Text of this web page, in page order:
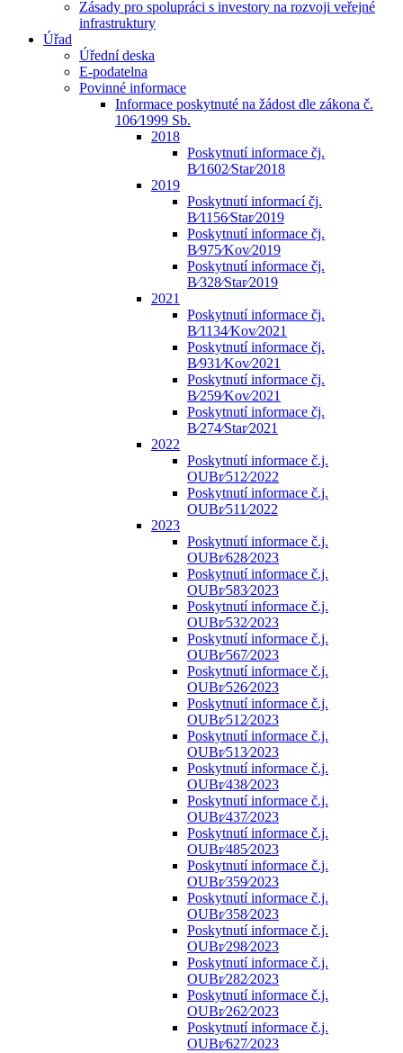
Zásady pro spolupráci s investory na rozvoji veřejné
infrastruktury
Úřad
Úřední deska
E-podatelna
Povinné informace
Informace poskytnuté na žádost dle zákona č.
106⁄1999 Sb.
2018
Poskytnutí informace čj.
B⁄1602⁄Star⁄2018
2019
Poskytnutí informací čj.
B⁄1156⁄Star⁄2019
Poskytnutí informace čj.
B⁄975⁄Kov⁄2019
Poskytnutí informace čj.
B⁄328⁄Star⁄2019
2021
Poskytnutí informace čj.
B⁄1134⁄Kov⁄2021
Poskytnutí informace čj.
B⁄931⁄Kov⁄2021
Poskytnutí informace čj.
B⁄259⁄Kov⁄2021
Poskytnutí informace čj.
B⁄274⁄Star⁄2021
2022
Poskytnutí informace č.j.
OUBr⁄512⁄2022
Poskytnutí informace č.j.
OUBr⁄511⁄2022
2023
Poskytnutí informace č.j.
OUBr⁄628⁄2023
Poskytnutí informace č.j.
OUBr⁄583⁄2023
Poskytnutí informace č.j.
OUBr⁄532⁄2023
Poskytnutí informace č.j.
OUBr⁄567⁄2023
Poskytnutí informace č.j.
OUBr⁄526⁄2023
Poskytnutí informace č.j.
OUBr⁄512⁄2023
Poskytnutí informace č.j.
OUBr⁄513⁄2023
Poskytnutí informace č.j.
OUBr⁄438⁄2023
Poskytnutí informace č.j.
OUBr⁄437⁄2023
Poskytnutí informace č.j.
OUBr⁄485⁄2023
Poskytnutí informace č.j.
OUBr⁄359⁄2023
Poskytnutí informace č.j.
OUBr⁄358⁄2023
Poskytnutí informace č.j.
OUBr⁄298⁄2023
Poskytnutí informace č.j.
OUBr⁄282⁄2023
Poskytnutí informace č.j.
OUBr⁄262⁄2023
Poskytnutí informace č.j.
OUBr⁄627⁄2023